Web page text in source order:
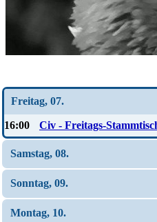
Freitag, 07.
16:00 Civ - Freitags-
Samstag, 08.
Sonntag, 09.
Montag, 10.